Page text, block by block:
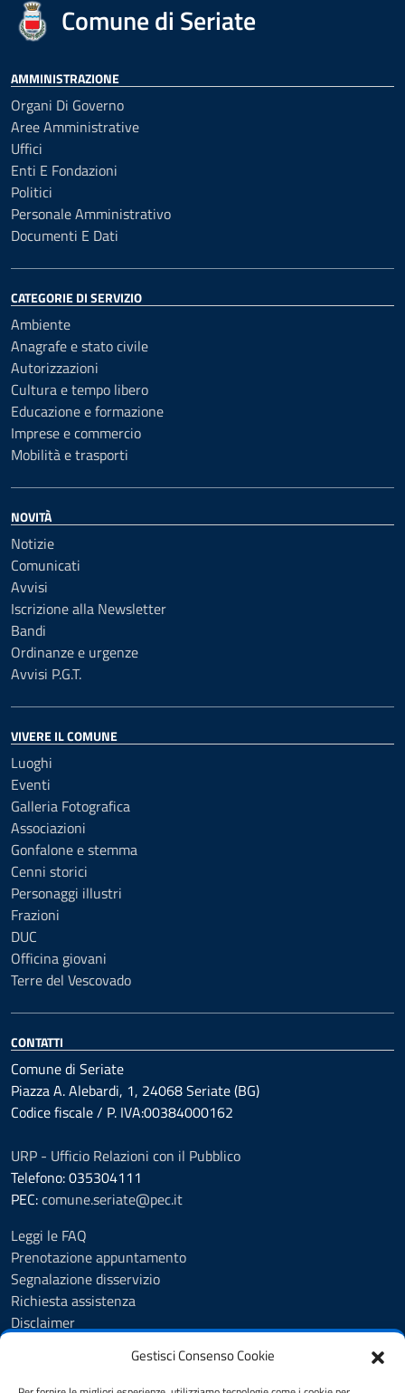
Gestisci Consenso Cookie
Comune di Seriate
AMMINISTRAZIONE
Organi Di Governo
Aree Amministrative
Uffici
Enti E Fondazioni
Politici
Personale Amministrativo
Documenti E Dati
CATEGORIE DI SERVIZIO
Ambiente
Anagrafe e stato civile
Autorizzazioni
Cultura e tempo libero
Educazione e formazione
Imprese e commercio
Mobilità e trasporti
NOVITÀ
Notizie
Comunicati
Avvisi
Iscrizione alla Newsletter
Bandi
Ordinanze e urgenze
Avvisi P.G.T.
VIVERE IL COMUNE
Luoghi
Eventi
Galleria Fotografica
Associazioni
Gonfalone e stemma
Cenni storici
Personaggi illustri
Frazioni
DUC
Officina giovani
Terre del Vescovado
CONTATTI
Comune di Seriate
Piazza A. Alebardi, 1, 24068 Seriate (BG)
Codice fiscale / P. IVA:00384000162
URP - Ufficio Relazioni con il Pubblico
Telefono: 035304111
PEC:comune.seriate@pec.it
Leggi le FAQ
Prenotazione appuntamento
Segnalazione disservizio
Richiesta assistenza
Disclaimer
Cookie Policy